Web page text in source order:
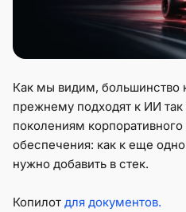
Как мы видим, большинство
прежнему подходят к ИИ
поколениям
обеспечения: как к еще
нужно добавить в стек.
Копилот для документов.